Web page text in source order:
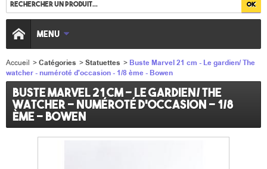
MENU
Accueil >Catégories >Statuettes > Buste Marvel 21 cm - Le gardien/ The
watcher - numéroté d'occasion - 1/8 ème - Bowen
Buste Marvel 21 cm - Le gardien/ The
watcher - numéroté d'occasion - 1/8
ème - Bowen